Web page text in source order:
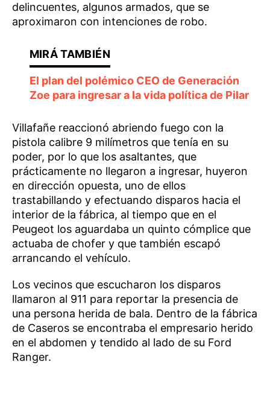
delincuentes, algunos armados, que se
aproximaron con intenciones de robo.
El plan del polémico CEO de Generación
Zoe para ingresar a la vida política de Pilar
Villafañe reaccionó abriendo fuego con la
pistola calibre 9 milímetros que tenía en su
poder, por lo que los asaltantes, que
prácticamente no llegaron a ingresar, huyeron
en dirección opuesta, uno de ellos
trastabillando y efectuando disparos hacia el
interior de la fábrica, al tiempo que en el
Peugeot los aguardaba un quinto cómplice que
actuaba de chofer y que también escapó
arrancando el vehículo.
Los vecinos que escucharon los disparos
llamaron al 911 para reportar la presencia de
una persona herida de bala. Dentro de la fábrica
de Caseros se encontraba el empresario herido
en el abdomen y tendido al lado de su Ford
Ranger.